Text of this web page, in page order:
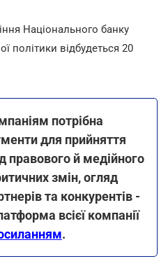
Національного банку
політики відбудеться 20
потрібна
для прийняття
правового й медійного
змін, огляд
та конкурентів -
всієї компанії
.